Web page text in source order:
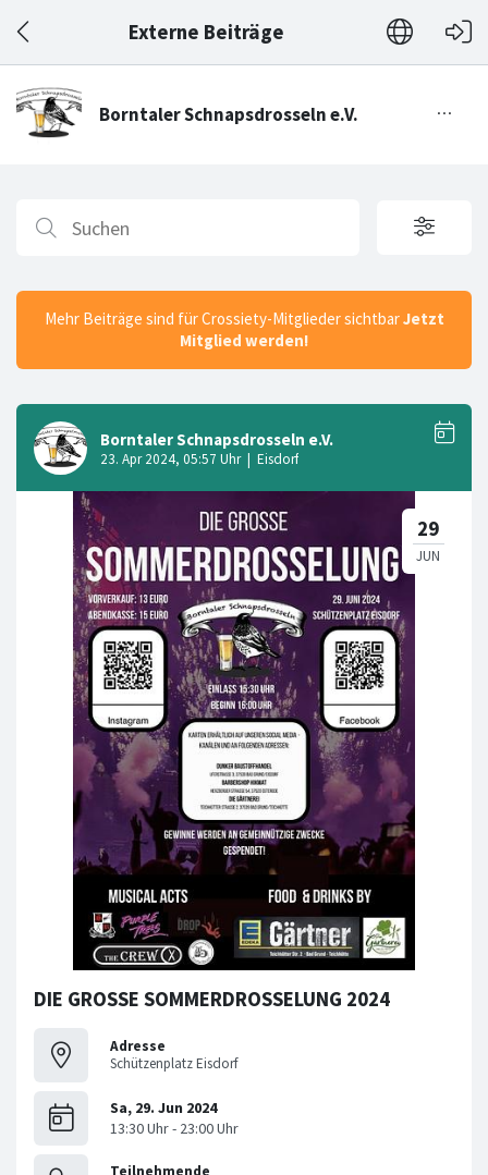
Externe Beiträge
Mehr Beiträge sind für Crossiety-Mitglieder sichtbarJetzt
Mitglied werden!
DIE GROSSE SOMMERDROSSELUNG 2024
Adresse
Schützenplatz Eisdorf